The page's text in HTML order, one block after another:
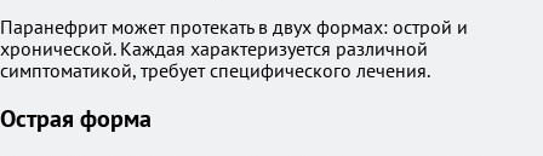
Паранефрит может протекать в двух формах: острой и
хронической. Каждая характеризуется различной
симптоматикой, требует специфического лечения.
Острая форма